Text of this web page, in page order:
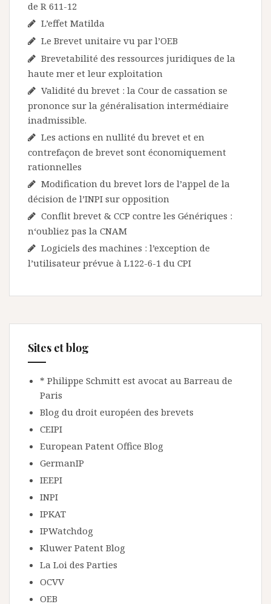
de R 611-12
L’effet Matilda
Le Brevet unitaire vu par l’OEB
Brevetabilité des ressources juridiques de la
haute mer et leur exploitation
Validité du brevet : la Cour de cassation se
prononce sur la généralisation intermédiaire
inadmissible.
Les actions en nullité du brevet et en
contrefaçon de brevet sont économiquement
rationnelles
Modification du brevet lors de l’appel de la
décision de l’INPI sur opposition
Conflit brevet & CCP contre les Génériques :
n‘oubliez pas la CNAM
Logiciels des machines : l’exception de
l’utilisateur prévue à L122-6-1 du CPI
Sites et blog
* Philippe Schmitt est avocat au Barreau de
Paris
Blog du droit européen des brevets
CEIPI
European Patent Office Blog
GermanIP
IEEPI
INPI
IPKAT
IPWatchdog
Kluwer Patent Blog
La Loi des Parties
OCVV
OEB